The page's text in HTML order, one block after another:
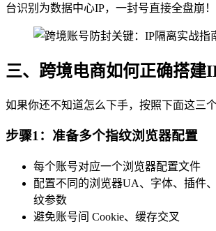
台识别为数据中心IP，一封号直接全盘崩！
三、跨境电商如何正确搭建
如果你还不知道怎么下手，按照下面这三
步骤1：准备多个指纹浏览器配置
每个账号对应一个浏览器配置文件
配置不同的浏览器UA、字体、插件
纹参数
避免账号间 Cookie、缓存交叉